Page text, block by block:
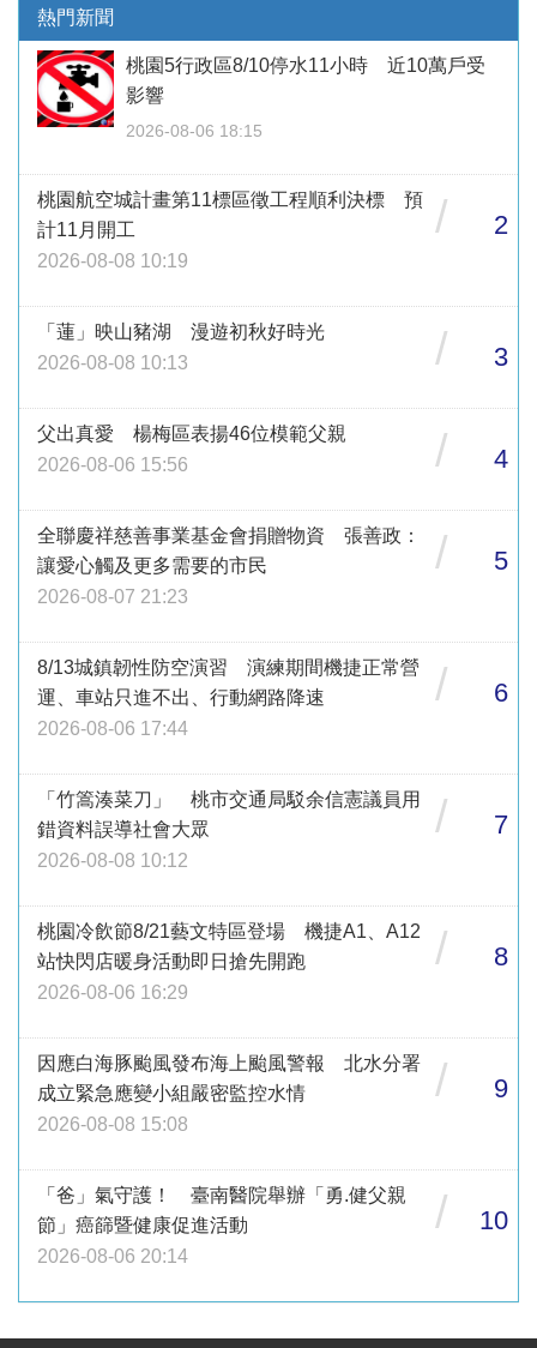
熱門新聞
桃園5行政區8/10停水11小時 近10萬戶受
影響
2026-08-06 18:15
桃園航空城計畫第11標區徵工程順利決標 預
計11月開工
2026-08-08 10:19
/ 2
「蓮」映山豬湖 漫遊初秋好時光
2026-08-08 10:13
/ 3
父出真愛 楊梅區表揚46位模範父親
2026-08-06 15:56
/ 4
全聯慶祥慈善事業基金會捐贈物資 張善政：
讓愛心觸及更多需要的市民
2026-08-07 21:23
/ 5
8/13城鎮韌性防空演習 演練期間機捷正常營
運、車站只進不出、行動網路降速
2026-08-06 17:44
/ 6
「竹篙湊菜刀」 桃市交通局駁余信憲議員用
錯資料誤導社會大眾
2026-08-08 10:12
/ 7
桃園冷飲節8/21藝文特區登場 機捷A1、A12
站快閃店暖身活動即日搶先開跑
2026-08-06 16:29
/ 8
因應白海豚颱風發布海上颱風警報 北水分署
成立緊急應變小組嚴密監控水情
2026-08-08 15:08
/ 9
「爸」氣守護！ 臺南醫院舉辦「勇.健父親
節」癌篩暨健康促進活動
2026-08-06 20:14
/ 10